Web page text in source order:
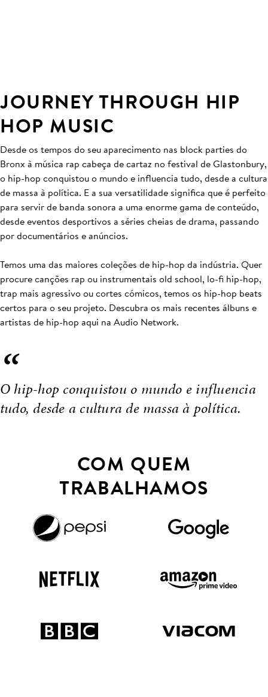
JOURNEY THROUGH HIP
HOP MUSIC
Desde os tempos do seu aparecimento nas block parties do
Bronx à música rap cabeça de cartaz no festival de Glastonbury,
o hip-hop conquistou o mundo e influencia tudo, desde a cultura
de massa à política. E a sua versatilidade significa que é perfeito
para servir de banda sonora a uma enorme gama de conteúdo,
desde eventos desportivos a séries cheias de drama, passando
por documentários e anúncios.
Temos uma das maiores coleções de hip-hop da indústria. Quer
procure canções rap ou instrumentais old school, lo-fi hip-hop,
trap mais agressivo ou cortes cómicos, temos os hip-hop beats
certos para o seu projeto. Descubra os mais recentes álbuns e
artistas de hip-hop aqui na Audio Network.
“
O hip-hop conquistou o mundo e influencia
tudo, desde a cultura de massa à política.
COM QUEM
TRABALHAMOS